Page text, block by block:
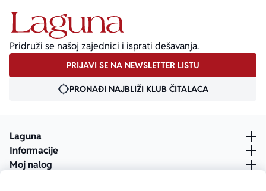
Pridruži se našoj zajednici i isprati dešavanja.
PRIJAVI SE NA NEWSLETTER LISTU
PRONAĐI NAJBLIŽI KLUB ČITALACA
Laguna
Informacije
Moj nalog